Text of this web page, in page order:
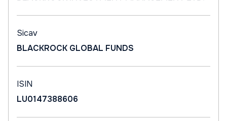
Sicav
BLACKROCK GLOBAL FUNDS
ISIN
LU0147388606